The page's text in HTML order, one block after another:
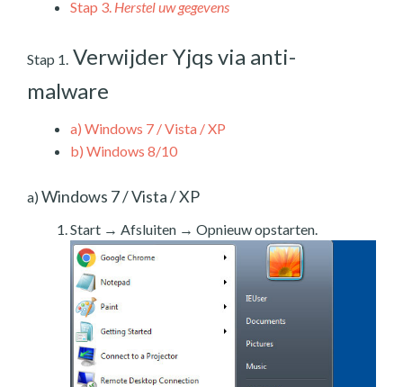
Stap 3. Herstel uw gegevens
Stap 1. Verwijder Yjqs via anti-
malware
a) Windows 7 / Vista / XP
b) Windows 8/10
a) Windows 7 / Vista / XP
Start → Afsluiten → Opnieuw opstarten.